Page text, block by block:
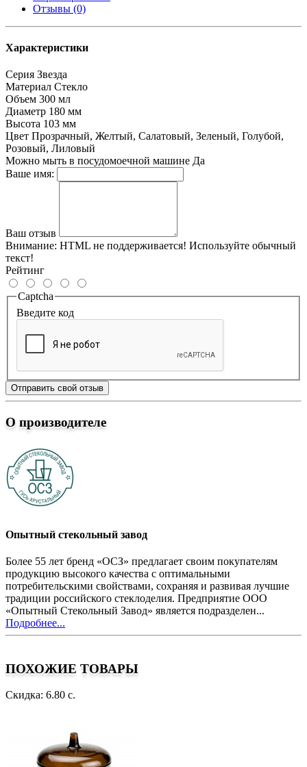
Отзывы (0)
Характеристики
Серия Звезда
Материал Стекло
Объем 300 мл
Диаметр 180 мм
Высота 103 мм
Цвет Прозрачный, Желтый, Салатовый, Зеленый, Голубой,
Розовый, Лиловый
Можно мыть в посудомоечной машине Да
Ваше имя:
Ваш отзыв
Внимание: HTML не поддерживается! Используйте обычный
текст!
Рейтинг
Captcha
Введите код
Отправить свой отзыв
О производителе
Опытный стекольный завод
Более 55 лет бренд «ОСЗ» предлагает своим покупателям
продукцию высокого качества с оптимальными
потребительскими свойствами, сохраняя и развивая лучшие
традиции российского стеклоделия. Предприятие ООО
«Опытный Стекольный Завод» является подразделен...
Подробнее...
ПОХОЖИЕ ТОВАРЫ
Скидка: 6.80 с.